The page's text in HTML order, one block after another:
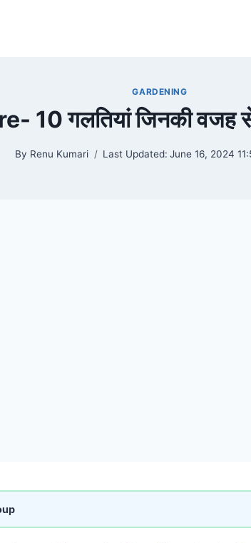
GARDENING
10 गलतियां जिनकी वजह
By Renu Kumari Last Updated: June 16, 2024